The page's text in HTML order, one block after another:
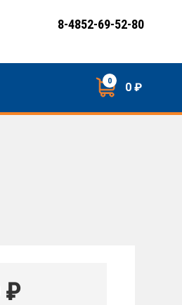
8-4852-69-52-80
0 0 ₽
₽